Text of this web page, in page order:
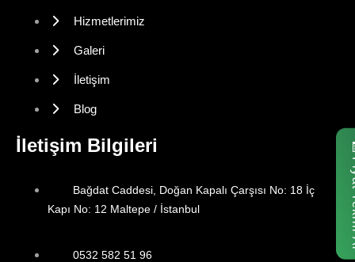
Hizmetlerimiz
Galeri
İletişim
Blog
İletişim Bilgileri
Bağdat Caddesi, Doğan Kapalı Çarşısı No: 18 İç
Kapı No: 12 Maltepe / İstanbul
0532 582 51 96